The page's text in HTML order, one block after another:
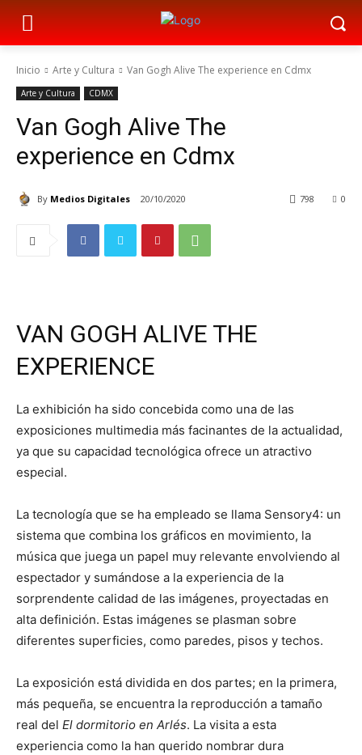
Inicio Arte y Cultura Van Gogh Alive The experience en Cdmx
Arte y Cultura CDMX
Van Gogh Alive The
experience en Cdmx
By Medios Digitales 20/10/2020 0
798
VAN GOGH ALIVE THE
EXPERIENCE
La exhibición ha sido concebida como una de las
exposiciones multimedia más facinantes de la actualidad,
ya que su capacidad tecnológica ofrece un atractivo
especial.
La tecnología que se ha empleado se llama Sensory4: un
sistema que combina los gráficos en movimiento, la
música que juega un papel muy relevante envolviendo al
espectador y sumándose a la experiencia de la
sorprendente calidad de las imágenes, proyectadas en
alta definición. Estas imágenes se plasman sobre
diferentes superficies, como paredes, pisos y techos.
La exposición está dividida en dos partes; en la primera,
más pequeña, se encuentra la reproducción a tamaño
real del El dormitorio en Arlés. La visita a esta
experiencia como la han querido nombrar dura